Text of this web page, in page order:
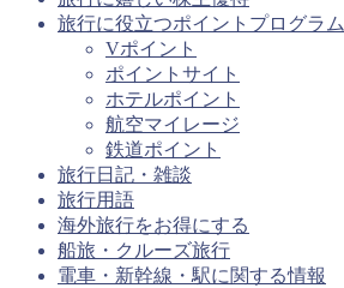
旅行に役立つポイントプログラム
Vポイント
ポイントサイト
ホテルポイント
航空マイレージ
鉄道ポイント
旅行日記・雑談
旅行用語
海外旅行をお得にする
船旅・クルーズ旅行
電車・新幹線・駅に関する情報